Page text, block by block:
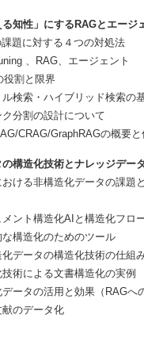
知性」にするRAGとエージ
に対する４つの対処法
、RAG、エージェント
割と限界
索・ハイブリッド検索の
分割の設計について
CRAG/GraphRAGの概要と
構造化技術とナレッジデー
る非構造化データの課題
ト構造化AIと構造化フロ
構造化のためのツール
ータの構造化技術の仕組
による文書構造化の実例
タの活用と効果（RAGへの
のデータ化